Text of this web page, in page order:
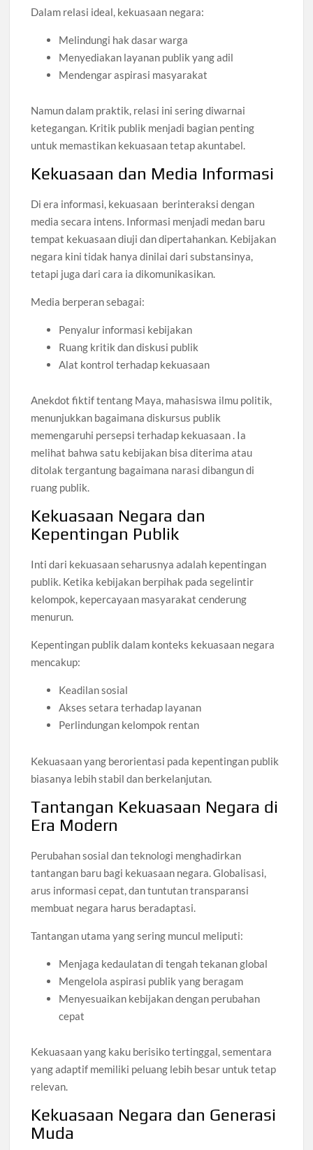
Dalam relasi ideal, kekuasaan negara:
Melindungi hak dasar warga
Menyediakan layanan publik yang adil
Mendengar aspirasi masyarakat
Namun dalam praktik, relasi ini sering diwarnai
ketegangan. Kritik publik menjadi bagian penting
untuk memastikan kekuasaan tetap akuntabel.
Kekuasaan dan Media Informasi
Di era informasi, kekuasaan berinteraksi dengan
media secara intens. Informasi menjadi medan baru
tempat kekuasaan diuji dan dipertahankan. Kebijakan
negara kini tidak hanya dinilai dari substansinya,
tetapi juga dari cara ia dikomunikasikan.
Media berperan sebagai:
Penyalur informasi kebijakan
Ruang kritik dan diskusi publik
Alat kontrol terhadap kekuasaan
Anekdot fiktif tentang Maya, mahasiswa ilmu politik,
menunjukkan bagaimana diskursus publik
memengaruhi persepsi terhadap kekuasaan . Ia
melihat bahwa satu kebijakan bisa diterima atau
ditolak tergantung bagaimana narasi dibangun di
ruang publik.
Kekuasaan Negara dan
Kepentingan Publik
Inti dari kekuasaan seharusnya adalah kepentingan
publik. Ketika kebijakan berpihak pada segelintir
kelompok, kepercayaan masyarakat cenderung
menurun.
Kepentingan publik dalam konteks kekuasaan negara
mencakup:
Keadilan sosial
Akses setara terhadap layanan
Perlindungan kelompok rentan
Kekuasaan yang berorientasi pada kepentingan publik
biasanya lebih stabil dan berkelanjutan.
Tantangan Kekuasaan Negara di
Era Modern
Perubahan sosial dan teknologi menghadirkan
tantangan baru bagi kekuasaan negara. Globalisasi,
arus informasi cepat, dan tuntutan transparansi
membuat negara harus beradaptasi.
Tantangan utama yang sering muncul meliputi:
Menjaga kedaulatan di tengah tekanan global
Mengelola aspirasi publik yang beragam
Menyesuaikan kebijakan dengan perubahan
cepat
Kekuasaan yang kaku berisiko tertinggal, sementara
yang adaptif memiliki peluang lebih besar untuk tetap
relevan.
Kekuasaan Negara dan Generasi
Muda